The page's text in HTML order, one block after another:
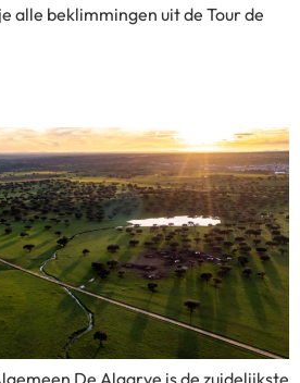
alle beklimmingen uit de Tour de